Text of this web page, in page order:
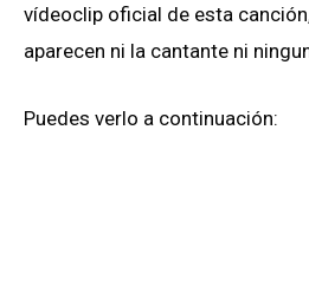
vídeoclip oficial de esta
aparecen ni la cantante ni
Puedes verlo a continuación: